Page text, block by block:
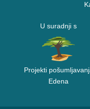
U suradnji s
Projekti
Edena